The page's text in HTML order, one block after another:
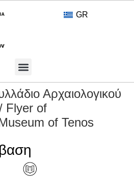
GR
Αρχαιολογικού
Flyer of
of Tenos